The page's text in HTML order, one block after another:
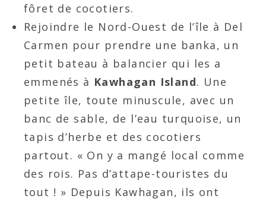
fôret de cocotiers.
Rejoindre le Nord-Ouest de l’île à Del
Carmen pour prendre une banka, un
petit bateau à balancier qui les a
emmenés à Kawhagan Island. Une
petite île, toute minuscule, avec un
banc de sable, de l’eau turquoise, un
tapis d’herbe et des cocotiers
partout. « On y a mangé local comme
des rois. Pas d’attape-touristes du
tout ! » Depuis Kawhagan, ils ont